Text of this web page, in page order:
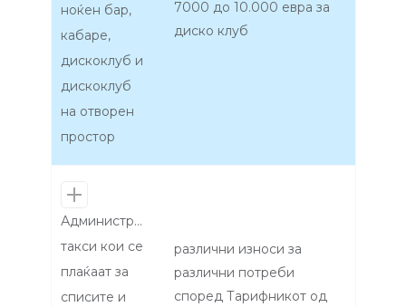
ноќен бар,
кабаре,
дискоклуб и
дискоклуб
на отворен
простор
7000 до 10.000 евра за
диско клуб
Административни
такси кои се
плаќаат за
списите и
различни износи за
различни потреби
според Тарифникот од